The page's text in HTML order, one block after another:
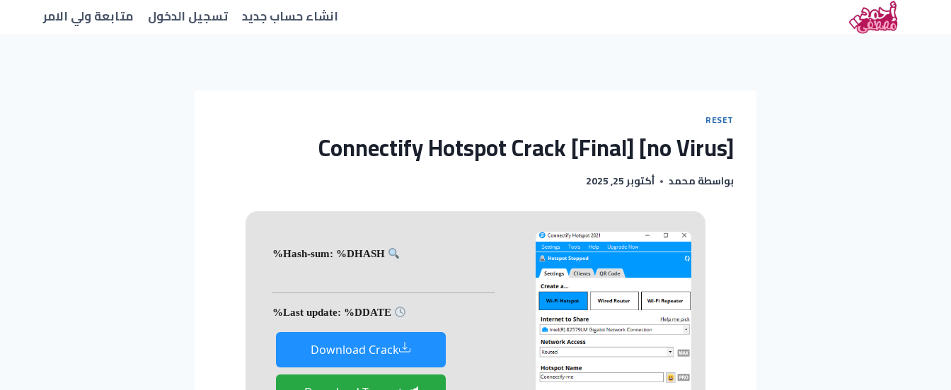
انشاء حساب جديد تسجيل الدخول متابعة ولي الامر
RESET
Connectify Hotspot Crack [Final] [no Virus]
بواسطةمحمد أكتوبر 25, 2025
Download Crack